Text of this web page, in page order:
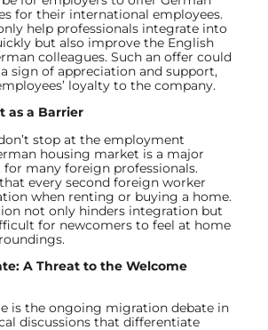
for their international employees.
help professionals integrate into
but also improve the English
colleagues. Such an offer could
sign of appreciation and support,
loyalty to the company.
as a Barrier
stop at the employment
housing market is a major
many foreign professionals.
every second foreign worker
when renting or buying a home.
not only hinders integration but
for newcomers to feel at home
A Threat to the Welcome
is the ongoing migration debate in
discussions that differentiate